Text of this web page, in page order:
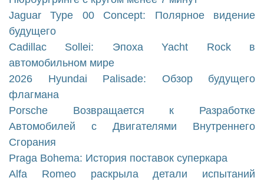
Jaguar Type 00 Concept: Полярное видение
будущего
Cadillac Sollei: Эпоха Yacht Rock в
автомобильном мире
2026 Hyundai Palisade: Обзор будущего
флагмана
Porsche Возвращается к Разработке
Автомобилей с Двигателями Внутреннего
Сгорания
Praga Bohema: История поставок суперкара
Alfa Romeo раскрыла детали испытаний